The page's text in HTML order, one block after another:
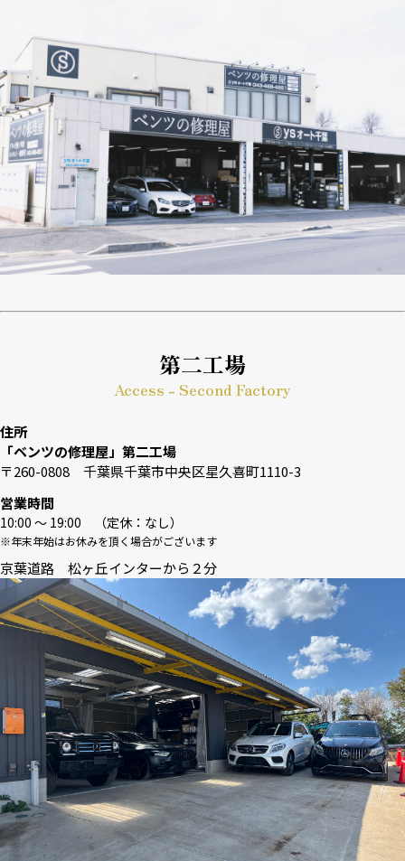
第二工場
Access - Second Factory
住所
「ベンツの修理屋」第二工場
〒260-0808 千葉県千葉市中央区星久喜町1110-3
営業時間
10:00 〜 19:00 （定休：なし）
※年末年始はお休みを頂く場合がございます
京葉道路 松ヶ丘インターから２分